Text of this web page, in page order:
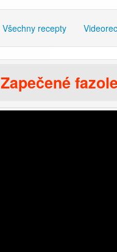
Všechny recepty
Zapečené